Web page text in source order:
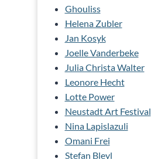
Ghouliss
Helena Zubler
Jan Kosyk
Joelle Vanderbeke
Julia Christa Walter
Leonore Hecht
Lotte Power
Neustadt Art Festival
Nina Lapislazuli
Omani Frei
Stefan Bleyl